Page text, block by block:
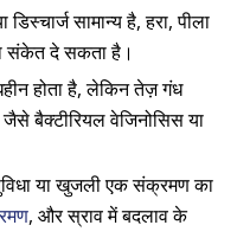
सामान्य है, हरा, पीला
संकेत दे सकता है।
होता है, लेकिन तेज़ गंध
बैक्टीरियल वेजिनोसिस या
या खुजली एक संक्रमण का
, और स्राव में बदलाव के